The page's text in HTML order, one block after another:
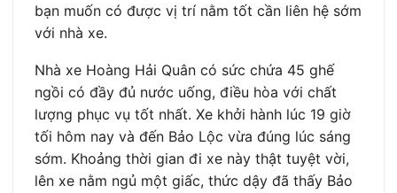
bạn muốn có được vị trí nằm tốt cần liên hệ sớm
với nhà xe.
Nhà xe Hoàng Hải Quân có sức chứa 45 ghế
ngồi có đầy đủ nước uống, điều hòa với chất
lượng phục vụ tốt nhất. Xe khởi hành lúc 19 giờ
tối hôm nay và đến Bảo Lộc vừa đúng lúc sáng
sớm. Khoảng thời gian đi xe này thật tuyệt vời,
lên xe nằm ngủ một giấc, thức dậy đã thấy Bảo